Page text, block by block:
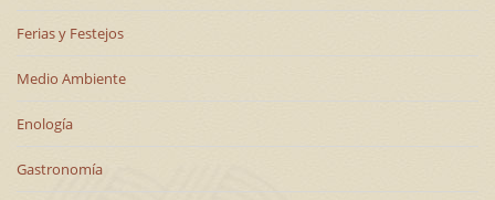
Ferias y Festejos
Medio Ambiente
Enología
Gastronomía